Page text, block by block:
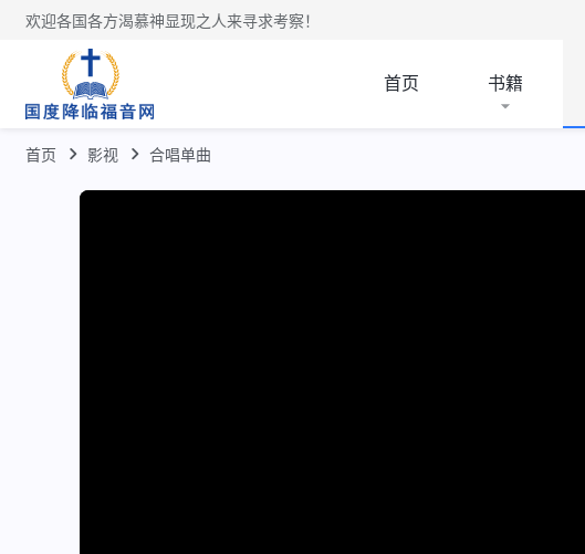
欢迎各国各方渴慕神显现之人来寻求考察！
首页 书籍
首页 影视 合唱单曲